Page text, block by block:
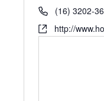
(16) 3202-
http://